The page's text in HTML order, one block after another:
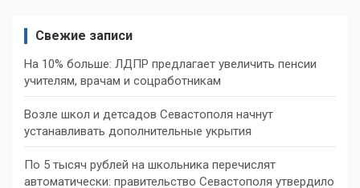
Свежие записи
На 10% больше: ЛДПР предлагает увеличить пенсии
учителям, врачам и соцработникам
Возле школ и детсадов Севастополя начнут
устанавливать дополнительные укрытия
По 5 тысяч рублей на школьника перечислят
автоматически: правительство Севастополя утвердило